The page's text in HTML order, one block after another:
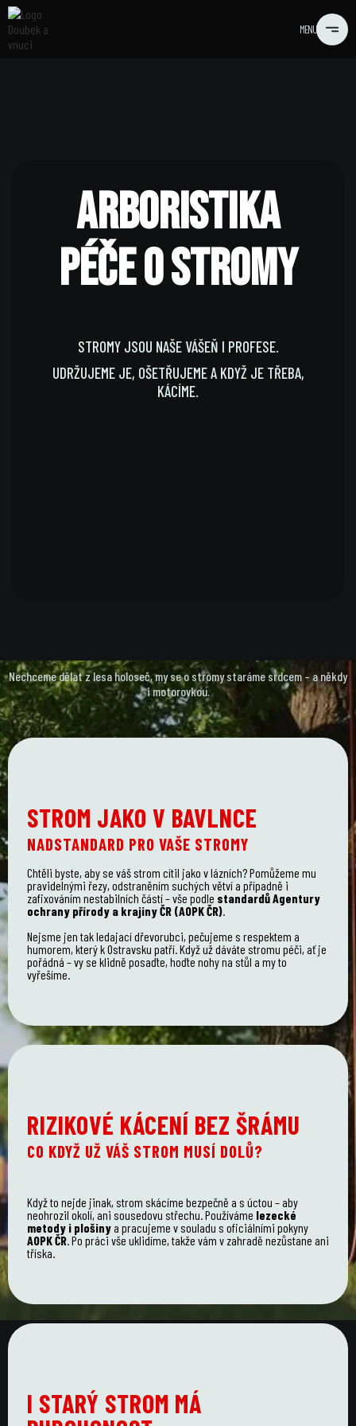
MENU
ARBORISTIKA
PÉČE O STROMY
STROMY JSOU NAŠE VÁŠEŇ I PROFESE.
UDRŽUJEME JE, OŠETŘUJEME A KDYŽ JE TŘEBA,
KÁCÍME.
Nechceme dělat z lesa holoseč, my se o stromy staráme srdcem – a někdy
i motorovkou.
STROM JAKO V BAVLNCE
NADSTANDARD PRO VAŠE STROMY
Chtěli byste, aby se váš strom cítil jako v lázních? Pomůžeme mu
pravidelnými řezy, odstraněním suchých větví a případně i
zafixováním nestabilních částí – vše podle standardů Agentury
ochrany přírody a krajiny ČR (AOPK ČR).
Nejsme jen tak ledajací dřevorubci, pečujeme s respektem a
humorem, který k Ostravsku patří. Když už dáváte stromu péči, ať je
pořádná – vy se klidně posaďte, hoďte nohy na stůl a my to
vyřešíme.
RIZIKOVÉ KÁCENÍ BEZ ŠRÁMU
CO KDYŽ UŽ VÁŠ STROM MUSÍ DOLŮ?
Když to nejde jinak, strom skácíme bezpečně a s úctou – aby
neohrozil okolí, ani sousedovu střechu. Používáme lezecké
metody i plošinya pracujeme v souladu s oficiálními pokyny
AOPK ČR. Po práci vše uklidíme, takže vám v zahradě nezůstane ani
tříska.
I STARÝ STROM MÁ